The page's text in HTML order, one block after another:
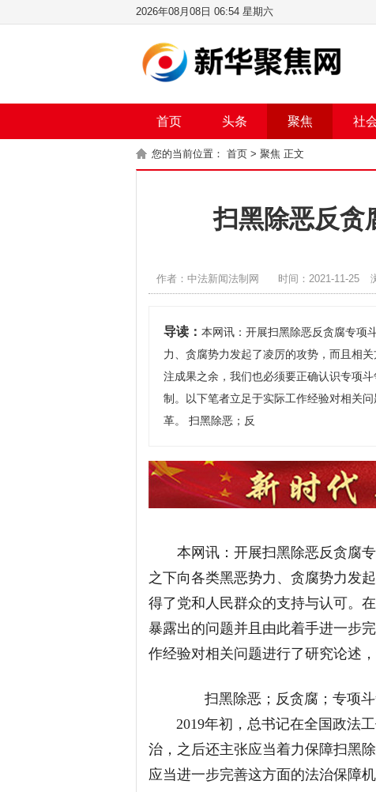
2026年08月08日 06:54 星期六
首页 头条 聚焦 社
您的当前位置： 首页 > 聚焦 正文
扫黑除恶反贪
作者：中法新闻法制网 时间：2021-11-25
导读： 本网讯：开展扫黑除恶反贪腐专项
力、贪腐势力发起了凌厉的攻势，而且相
注成果之余，我们也必须要正确认识专项
制。以下笔者立足于实际工作经验对相关
革。 扫黑除恶；反
本网讯：开展扫黑除恶反贪腐
之下向各类黑恶势力、贪腐势力发
得了党和人民群众的支持与认可。
暴露出的问题并且由此着手进一步
作经验对相关问题进行了研究论述
扫黑除恶；反贪腐；专项斗
2019年初，总书记在全国政法工
治，之后还主张应当着力保障扫黑
应当进一步完善这方面的法治保障